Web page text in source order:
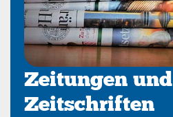
Zeitungen und
Zeitschriften